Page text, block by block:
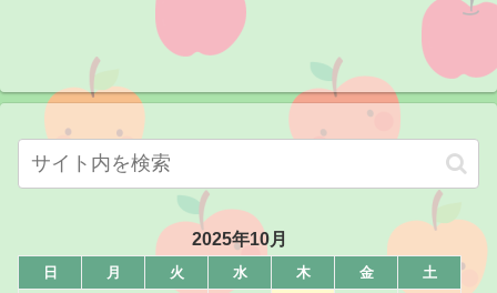
2025年10月
日 月 火 水 木 金
土